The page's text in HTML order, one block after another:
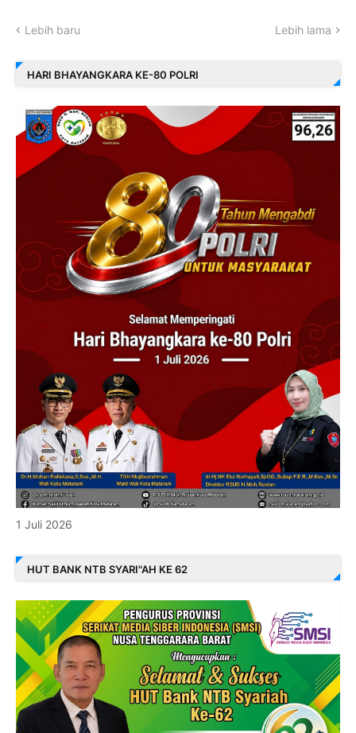
Lebih baru Lebih lama
HARI BHAYANGKARA KE-80 POLRI
1 Juli 2026
HUT BANK NTB SYARI"AH KE 62